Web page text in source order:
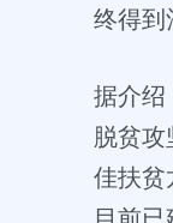
终得到
据介绍
脱贫攻
佳扶贫